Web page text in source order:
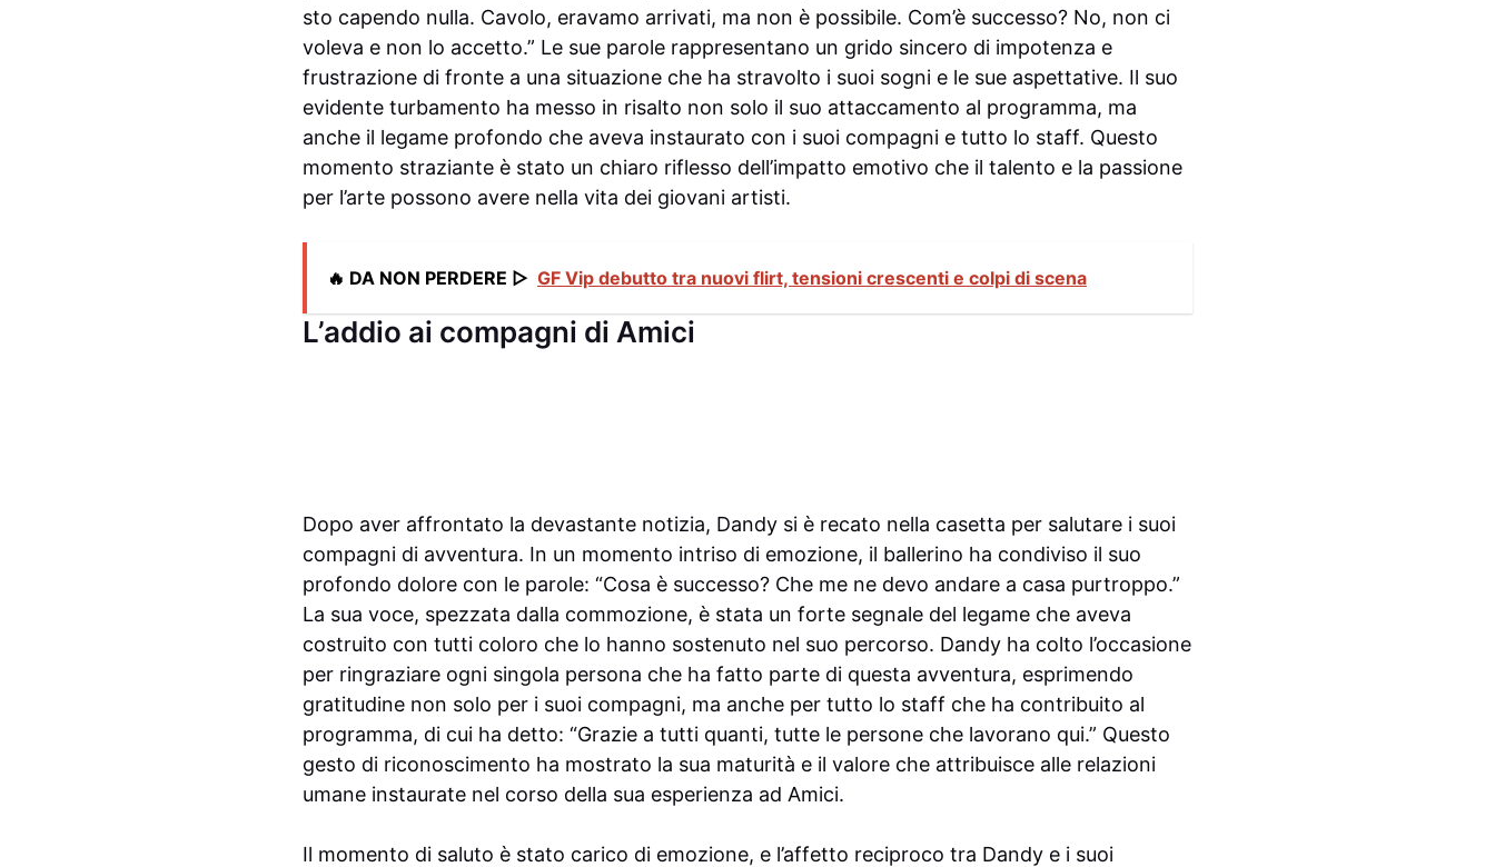
sto capendo nulla. Cavolo, eravamo arrivati, ma non è possibile. Com’è successo? No, non ci
voleva e non lo accetto.” Le sue parole rappresentano un grido sincero di impotenza e
frustrazione di fronte a una situazione che ha stravolto i suoi sogni e le sue aspettative. Il suo
evidente turbamento ha messo in risalto non solo il suo attaccamento al programma, ma
anche il legame profondo che aveva instaurato con i suoi compagni e tutto lo staff. Questo
momento straziante è stato un chiaro riflesso dell’impatto emotivo che il talento e la passione
per l’arte possono avere nella vita dei giovani artisti.
🔥 DA NON PERDERE ▷ GF Vip debutto tra nuovi flirt, tensioni crescenti e colpi di scena
L’addio ai compagni di Amici
Dopo aver affrontato la devastante notizia, Dandy si è recato nella casetta per salutare i suoi
compagni di avventura. In un momento intriso di emozione, il ballerino ha condiviso il suo
profondo dolore con le parole: “Cosa è successo? Che me ne devo andare a casa purtroppo.”
La sua voce, spezzata dalla commozione, è stata un forte segnale del legame che aveva
costruito con tutti coloro che lo hanno sostenuto nel suo percorso. Dandy ha colto l’occasione
per ringraziare ogni singola persona che ha fatto parte di questa avventura, esprimendo
gratitudine non solo per i suoi compagni, ma anche per tutto lo staff che ha contribuito al
programma, di cui ha detto: “Grazie a tutti quanti, tutte le persone che lavorano qui.” Questo
gesto di riconoscimento ha mostrato la sua maturità e il valore che attribuisce alle relazioni
umane instaurate nel corso della sua esperienza ad Amici.
Il momento di saluto è stato carico di emozione, e l’affetto reciproco tra Dandy e i suoi